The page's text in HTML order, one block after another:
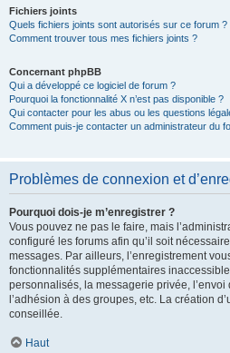
Fichiers joints
Quels fichiers joints sont autorisés sur ce forum ?
Comment trouver tous mes fichiers joints ?
Concernant phpBB
Qui a développé ce logiciel de forum ?
Pourquoi la fonctionnalité X n’est pas disponible ?
Qui contacter pour les abus ou les questions
Comment puis-je contacter un administrateur du
Problèmes de connexion et
Pourquoi dois-je m’enregistrer ?
Vous pouvez ne pas le faire, mais
configuré les forums afin qu’il soit
messages. Par ailleurs, l’enregistrement
fonctionnalités supplémentaires
personnalisés, la messagerie privée,
l’adhésion à des groupes, etc. La création
conseillée.
Haut